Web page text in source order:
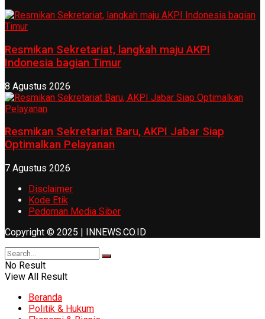
Resmikan Sekretariat, langkah maju AKPI
Indonesia bagian Timur
8 Agustus 2026
Resmikan Sekretariat Baru, AKPI Jabar Siap
Optimalkan Pelayanan
7 Agustus 2026
Disclaimer
Kode Etik
Pedoman Media Siber
Copyright © 2025 | INNEWS.CO.ID
No Result
View All Result
Beranda
Politik & Hukum